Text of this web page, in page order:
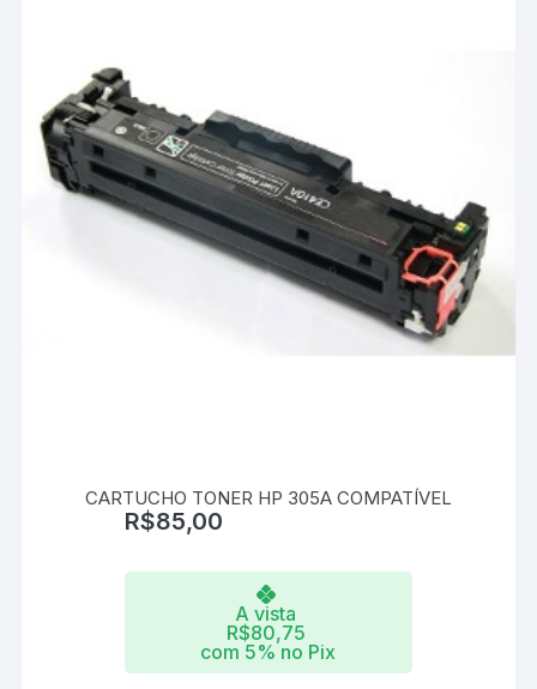
CARTUCHO TONER HP 305A COMPATÍVEL
R$85,00
A vista
R$80,75
com 5% no Pix